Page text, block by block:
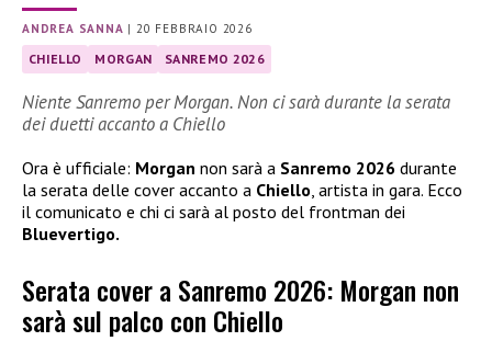
ANDREA SANNA | 20 FEBBRAIO 2026
CHIELLO MORGAN SANREMO 2026
Niente Sanremo per Morgan. Non ci sarà durante la serata
dei duetti accanto a Chiello
Ora è ufficiale: Morgan non sarà a Sanremo 2026 durante
la serata delle cover accanto a Chiello, artista in gara. Ecco
il comunicato e chi ci sarà al posto del frontman dei
Bluevertigo.
Serata cover a Sanremo 2026: Morgan non
sarà sul palco con Chiello